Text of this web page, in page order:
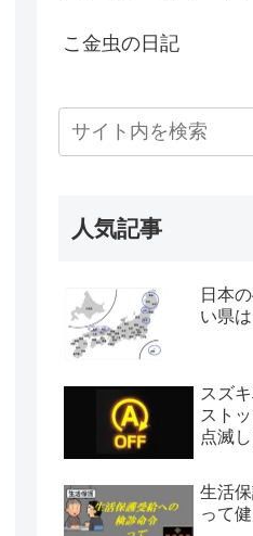
こ金虫の日記
人気記事
日本
い県は
スズ
スト
点滅
生活
って